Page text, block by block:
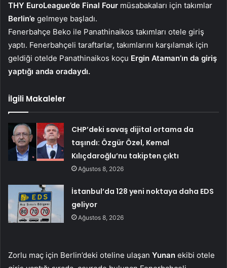
THY EuroLeague’de Final Four müsabakaları için takımlar
Berlin’e gelmeye başladı.
Fenerbahçe Beko ile Panathinaikos takımları otele giriş
yaptı. Fenerbahçeli taraftarlar, takımlarını karşılamak için
geldiği otelde Panathinaikos koçu Ergin Ataman’ın da giriş
yaptığı anda oradaydı.
İlgili Makaleler
CHP’deki savaş dijital ortama da
taşındı: Özgür Özel, Kemal
Kılıçdaroğlu’nu takipten çıktı
Ağustos 8, 2026
İstanbul’da 128 yeni noktaya daha EDS
geliyor
Ağustos 8, 2026
Zorlu maç için Berlin’deki oteline ulaşan Yunan ekibi otele